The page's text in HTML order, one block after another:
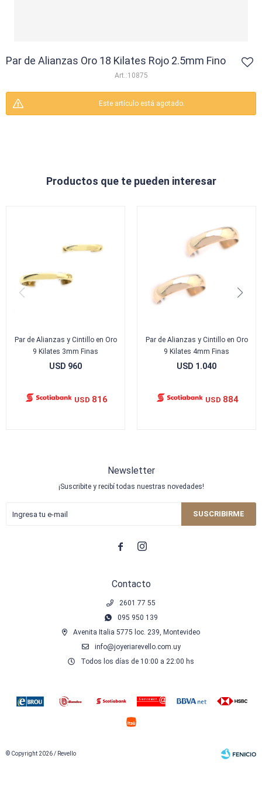
Par de Alianzas Oro 18 Kilates Rojo 2.5mm Fino
10875
Este artículo está agotado.
Productos que te pueden interesar
Par de Alianzas y Cintillo en Oro
9 Kilates 3mm Finas
USD 960
USD 816
Par de Alianzas y Cintillo en Oro
9 Kilates 4mm Finas
USD 1.040
USD 884
Contacto
2601 77 55
095 950 139
Avenita Italia 5775 loc. 239, Montevideo
info@joyeriarevello.com.uy
Todos los días de 10:00 a 22:00 hs
Newsletter
¡Suscribite y recibí todas nuestras novedades!
SUSCRIBIRME
 
© Copyright 2026 / Revello